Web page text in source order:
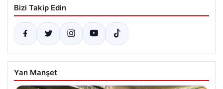
Bizi Takip Edin
Yan Manşet